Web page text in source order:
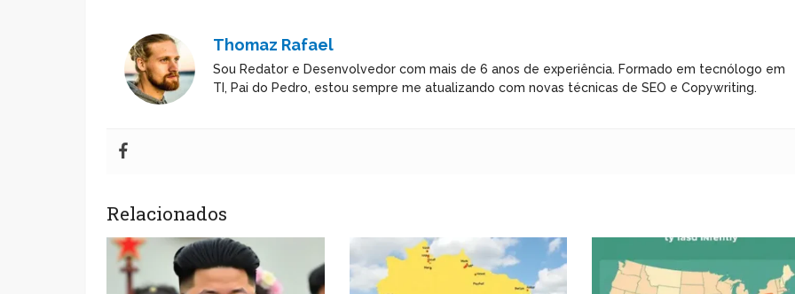
Thomaz Rafael
Sou Redator e Desenvolvedor com mais de 6 anos de experiência. Formado em tecnólogo em
TI, Pai do Pedro, estou sempre me atualizando com novas técnicas de SEO e Copywriting.
Relacionados